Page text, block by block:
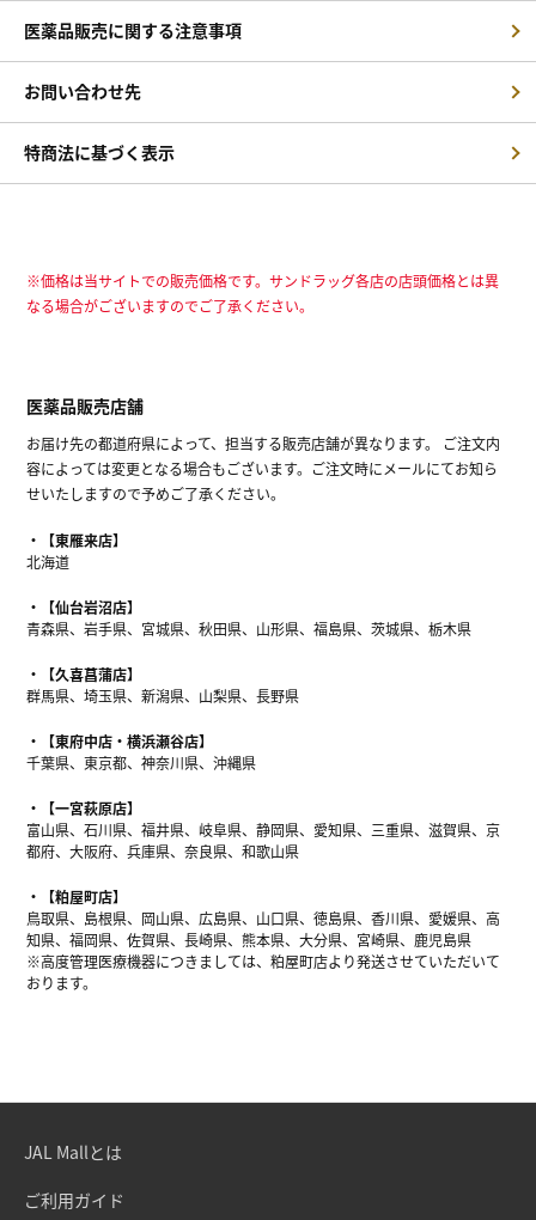
医薬品販売に関する注意事項
お問い合わせ先
特商法に基づく表示
※価格は当サイトでの販売価格です。サンドラッグ各店の店頭価格とは異
なる場合がございますのでご了承ください。
医薬品販売店舗
お届け先の都道府県によって、担当する販売店舗が異なります。 ご注文内
容によっては変更となる場合もございます。ご注文時にメールにてお知ら
せいたしますので予めご了承ください。
【東雁来店】
北海道
【仙台岩沼店】
青森県、岩手県、宮城県、秋田県、山形県、福島県、茨城県、栃木県
【久喜菖蒲店】
群馬県、埼玉県、新潟県、山梨県、長野県
【東府中店・横浜瀬谷店】
千葉県、東京都、神奈川県、沖縄県
【一宮萩原店】
富山県、石川県、福井県、岐阜県、静岡県、愛知県、三重県、滋賀県、京
都府、大阪府、兵庫県、奈良県、和歌山県
【粕屋町店】
鳥取県、島根県、岡山県、広島県、山口県、徳島県、香川県、愛媛県、高
知県、福岡県、佐賀県、長崎県、熊本県、大分県、宮崎県、鹿児島県
※高度管理医療機器につきましては、粕屋町店より発送させていただいて
おります。
JAL Mallとは
ご利用ガイド